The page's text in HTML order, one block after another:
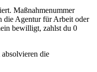
Maßnahmenummer
die Agentur für Arbeit oder
bewilligt, zahlst du 0
die